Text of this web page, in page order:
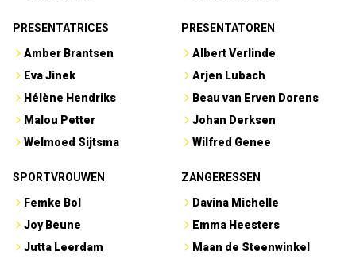
PRESENTATRICES
Amber Brantsen
Eva Jinek
Hélène Hendriks
Malou Petter
Welmoed Sijtsma
PRESENTATOREN
Albert Verlinde
Arjen Lubach
Beau van Erven Dorens
Johan Derksen
Wilfred Genee
SPORTVROUWEN
Femke Bol
Joy Beune
Jutta Leerdam
ZANGERESSEN
Davina Michelle
Emma Heesters
Maan de Steenwinkel